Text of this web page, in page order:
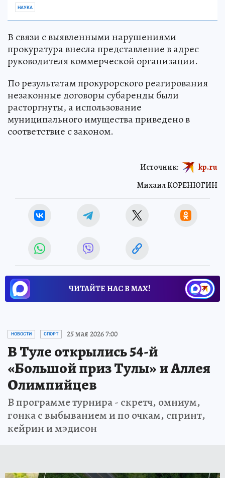
НАУКА
В связи с выявленными нарушениями
прокуратура внесла представление в адрес
руководителя коммерческой организации.
По результатам прокурорского реагирования
незаконные договоры субаренды были
расторгнуты, а использование
муниципального имущества приведено в
соответствие с законом.
Михаил КОРЕНЮГИН
Источник: kp.ru
ЧИТАЙТЕ НАС В МАХ!
НОВОСТИ СПОРТ 25 мая 2026 7:00
В Туле открылись 54-й
«Большой приз Тулы» и Аллея
Олимпийцев
В программе турнира - скретч, омниум,
гонка с выбыванием и по очкам, спринт,
кейрин и мэдисон